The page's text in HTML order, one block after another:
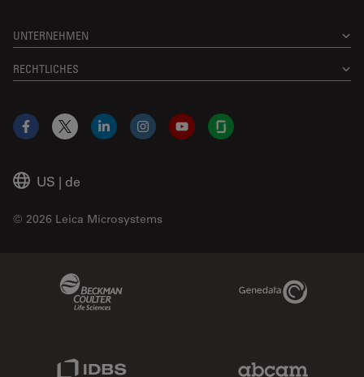
UNTERNEHMEN
RECHTLICHES
US | de
© 2026 Leica Microsystems
Facebook
X LinkedInInstagramYouTubeGlassdoor
Genedata Link